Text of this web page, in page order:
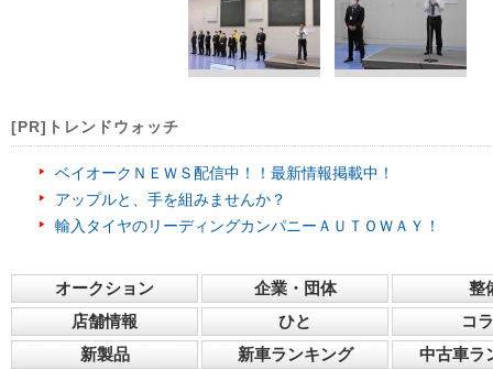
[PR]トレンドウォッチ
ベイオークＮＥＷＳ配信中！！最新情報掲載中！
アップルと、手を組みませんか？
輸入タイヤのリーディングカンパニーＡＵＴＯＷＡＹ！
オークション 企業・団体
整
店舗情報
ひと
コ
新製品
新車ランキング 中古車ラ